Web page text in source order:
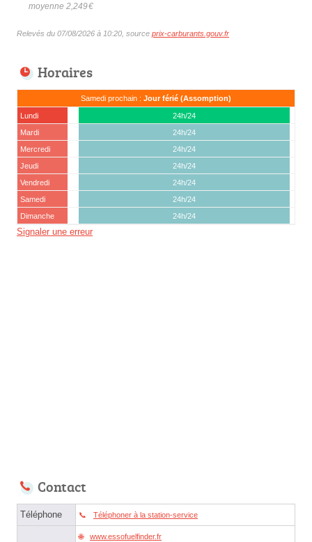
moyenne 2,249€
Relevés du 07/08/2026 à 10:20, source prix-carburants.gouv.fr
Horaires
Samedi prochain : Jour férié (Assomption)
Lundi
24h/24
Mardi
24h/24
Mercredi
24h/24
Jeudi
24h/24
Vendredi
24h/24
Samedi
24h/24
Dimanche
24h/24
Signaler une erreur
Contact
Téléphone Téléphoner à la station-service
www.essofuelfinder.fr